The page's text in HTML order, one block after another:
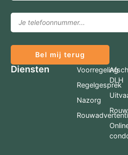
Bel mij terug
Diensten
Voorregeling
Regelgesprek
Nazorg
DLH